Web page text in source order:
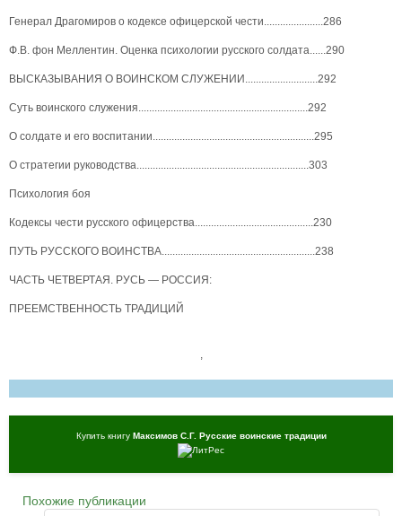
Генерал Драгомиров о кодексе офицерской чести......................286
Ф.В. фон Меллентин. Оценка психологии русского солдата......290
ВЫСКАЗЫВАНИЯ О ВОИНСКОМ СЛУЖЕНИИ...........................292
Суть воинского служения...............................................................292
О солдате и его воспитании............................................................295
О стратегии руководства................................................................303
Психология боя
Кодексы чести русского офицерства............................................230
ПУТЬ РУССКОГО ВОИНСТВА.........................................................238
ЧАСТЬ ЧЕТВЕРТАЯ. РУСЬ — РОССИЯ:
ПРЕЕМСТВЕННОСТЬ ТРАДИЦИЙ
,
Купить книгу Максимов С.Г. Русские воинские традиции
Похожие публикации